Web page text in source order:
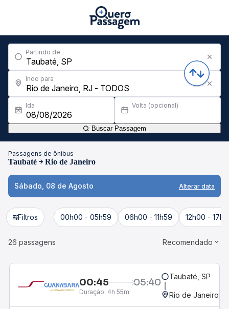
Partindo de
Indo para
Ida Volta (opcional)
Buscar Passagem
Passagens de ônibus
Taubaté Rio de Janeiro
Sábado, 08 de Agosto Alterar data
Filtros 00h00 - 05h59 06h00 - 11h59 12h00 -
26 passagens Recomendado
00:45 05:40
Duração: 4h 55m
Taubaté, SP
Rio de Janeiro,